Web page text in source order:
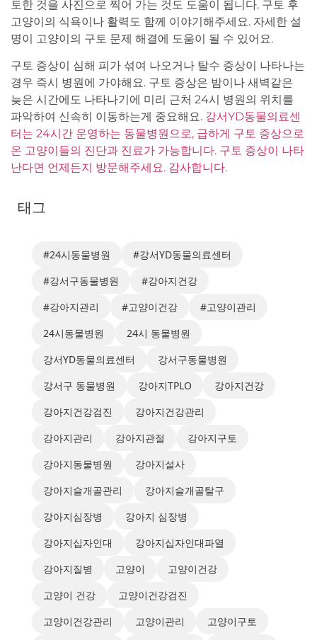
토한 것을 사진으로 찍어 가는 것도 도움이 됩니다. 구토 후
고양이의 식욕이나 활력도 함께 이야기해주세요. 자세한 설
명이 고양이의 구토 문제 해결에 도움이 될 수 있어요.
구토 증상이 심해 피가 섞여 나오거나 탈수 증상이 나타나는
경우 즉시 병원에 가야해요. 구토 증상은 밤이나 새벽같은
늦은 시간에도 나타나기에 미리 근처 24시 병원의 위치를
파악하여 신속히 이동하는게 중요해요. 강서YD동물의료센
터는 24시간 운영하는 동물병원으로, 급하게 구토 증상으로
온 고양이들의 진단과 진료가 가능합니다. 구토 증상이 나타
난다면 언제든지 방문해주세요. 감사합니다.
태그
#24시동물병원
#강서YD동물의료센터
#강서구동물병원
#강아지건강
#강아지관리
#고양이건강
#고양이관리
24시동물병원
24시 동물병원
강서YD동물의료센터
강서구동물병원
강서구 동물병원
강아지TPLO
강아지건강
강아지건강검진
강아지건강관리
강아지관리
강아지관절
강아지구토
강아지동물병원
강아지설사
강아지슬개골관리
강아지슬개골탈구
강아지심장병
강아지 심장병
강아지십자인대
강아지십자인대파열
강아지질병
고양이
고양이건강
고양이 건강
고양이건강검진
고양이건강관리
고양이관리
고양이구토